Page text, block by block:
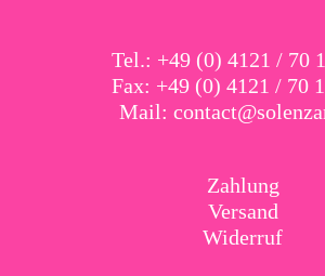
Tel.: +49 (0) 4121 / 70
Fax: +49 (0) 4121 / 70
Mail:
Zahlung
Versand
Widerruf